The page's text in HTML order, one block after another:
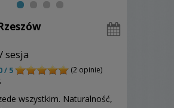
/ sesja
/ 5
(2 opinie)
wszystkim. Naturalność,